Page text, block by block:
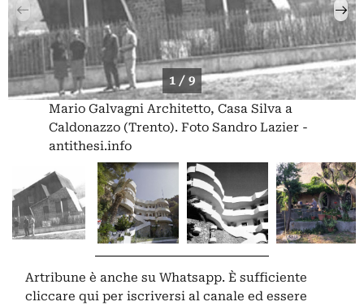
1 / 9
Mario Galvagni Architetto, Casa Silva a
Caldonazzo (Trento). Foto Sandro Lazier -
antithesi.info
Artribune è anche su Whatsapp. È sufficiente
cliccare qui per iscriversi al canale ed essere